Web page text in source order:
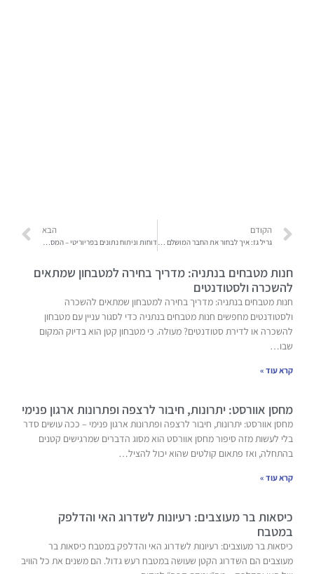
הקודם
גריל גז: איך לבחור את החבר המושלם לדוּש וחבר'ה?
הבא
דוחות וניתוח נתונים בפריוריטי – המסע המופלא אל עולם המידע
חנות מטבחים בנתניה: מדריך בחירה למטבחון שמתאים
להשכרה ולסטודנטים
חנות מטבחים בנתניה: מדריך בחירה למטבחון שמתאים להשכרה
ולסטודנטים מחפשים חנות מטבחים בנתניה כדי לסגור עניין עם מטבחון
להשכרה או לדירת סטודנטים? מעולה. כי מטבחון קטן הוא בדיוק המקום
שבו…
קרא עוד »
מחסן אוורסט: יתרונות, חיבור לרצפה ופתרונות ארגון פנימי
מחסן אוורסט: יתרונות, חיבור לרצפה ופתרונות ארגון פנימי – ככה עושים סדר
בלי לעשות מזה סיפור מחסן אוורסט הוא מסוג הדברים שמרגישים קטנים
בהתחלה, ואז פתאום קולטים שהוא יכול להציל…
קרא עוד »
כיסאות בר מעוצבים: רעיונות לשדרוג האי והדלפק
במטבח
כיסאות בר מעוצבים: רעיונות לשדרוג האי והדלפק במטבח כיסאות בר
מעוצבים הם השדרוג הקטן שעושה במטבח רעש גדול. הם משנים את כל הוויב